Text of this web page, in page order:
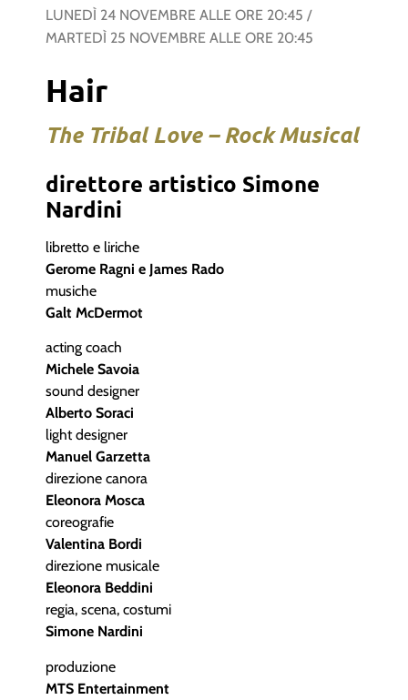
LUNEDÌ 24 NOVEMBRE ALLE ORE 20:45 /
MARTEDÌ 25 NOVEMBRE ALLE ORE 20:45
Hair
The Tribal Love – Rock Musical
direttore artistico Simone
Nardini
libretto e liriche
Gerome Ragni e James Rado
musiche
Galt McDermot
acting coach
Michele Savoia
sound designer
Alberto Soraci
light designer
Manuel Garzetta
direzione canora
Eleonora Mosca
coreografie
Valentina Bordi
direzione musicale
Eleonora Beddini
regia, scena, costumi
Simone Nardini
produzione
MTS Entertainment